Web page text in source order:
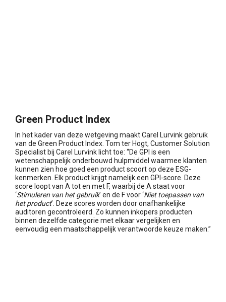
Green Product Index
In het kader van deze wetgeving maakt Carel Lurvink gebruik
van de Green Product Index. Tom ter Hogt, Customer Solution
Specialist bij Carel Lurvink licht toe: “De GPI is een
wetenschappelijk onderbouwd hulpmiddel waarmee klanten
kunnen zien hoe goed een product scoort op deze ESG-
kenmerken. Elk product krijgt namelijk een GPI-score. Deze
score loopt van A tot en met F, waarbij de A staat voor
‘Stimuleren van het gebruik’ en de F voor ‘Niet toepassen van
het product’. Deze scores worden door onafhankelijke
auditoren gecontroleerd. Zo kunnen inkopers producten
binnen dezelfde categorie met elkaar vergelijken en
eenvoudig een maatschappelijk verantwoorde keuze maken.”